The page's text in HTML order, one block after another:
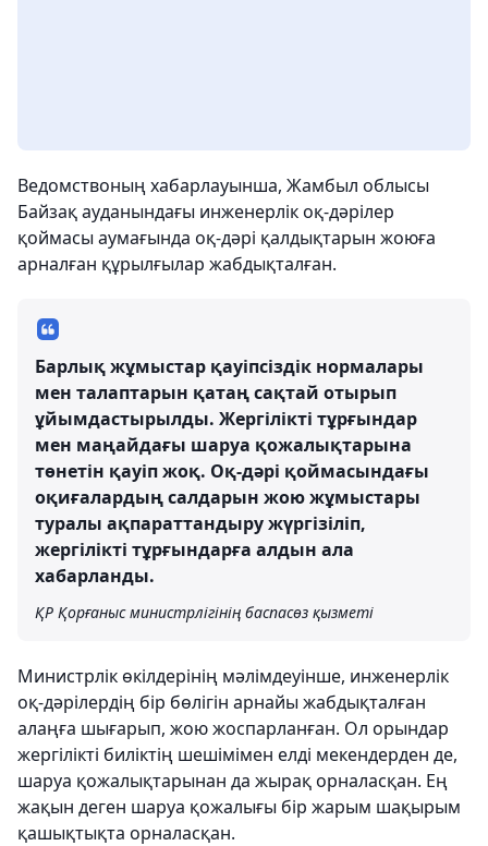
Ведомствоның хабарлауынша, Жамбыл облысы
Байзақ ауданындағы инженерлік оқ-дәрілер
қоймасы аумағында оқ-дәрі қалдықтарын жоюға
арналған құрылғылар жабдықталған.
Барлық жұмыстар қауіпсіздік нормалары
мен талаптарын қатаң сақтай отырып
ұйымдастырылды. Жергілікті тұрғындар
мен маңайдағы шаруа қожалықтарына
төнетін қауіп жоқ. Оқ-дәрі қоймасындағы
оқиғалардың салдарын жою жұмыстары
туралы ақпараттандыру жүргізіліп,
жергілікті тұрғындарға алдын ала
хабарланды.
ҚР Қорғаныс министрлігінің баспасөз қызметі
Министрлік өкілдерінің мәлімдеуінше, инженерлік
оқ-дәрілердің бір бөлігін арнайы жабдықталған
алаңға шығарып, жою жоспарланған. Ол орындар
жергілікті биліктің шешімімен елді мекендерден де,
шаруа қожалықтарынан да жырақ орналасқан. Ең
жақын деген шаруа қожалығы бір жарым шақырым
қашықтықта орналасқан.